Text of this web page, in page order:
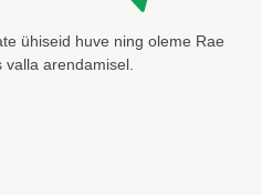
ühiseid huve ning oleme Rae
arendamisel.